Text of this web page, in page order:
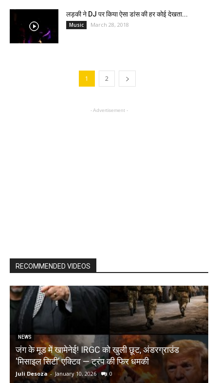
लड़की ने DJ पर किया ऐसा डांस की हर कोई देखता...
Music March 28, 2018
1 2
- Advertisement -
RECOMMENDED VIDEOS
NEWS
जंग के मूड में खामेनेई! IRGC को खुली छूट, अंडरग्राउंड
‘मिसाइल सिटी’ एक्टिव — ट्रंप की फिर धमकी
Juli Desoza - January 10, 2026 0